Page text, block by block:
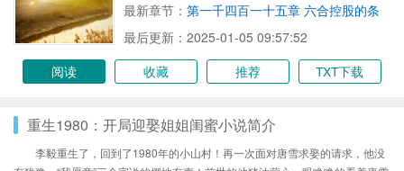
最新章节： 第一千四百一十五章 六合控股的条
件！
最后更新：2025-01-05 09:57:52
阅读
收藏 推荐 TXT下载
重生1980：开局迎娶姐姐闺蜜小说简介
李毅重生了，回到了1980年的小山村！再一次面对唐雪求娶的请求，他没